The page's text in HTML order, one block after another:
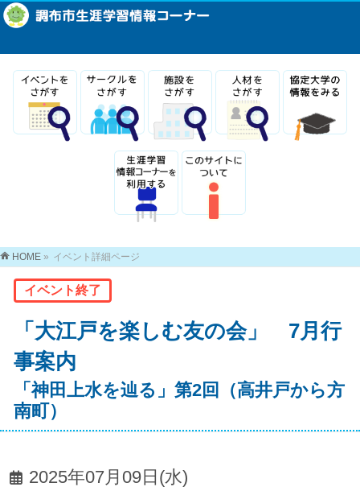
HOME » イベント詳細ページ
イベント終了
「大江戸を楽しむ友の会」 7月行
事案内
「神田上水を辿る」第2回（高井戸から方
南町）
2025年07月09日(水)